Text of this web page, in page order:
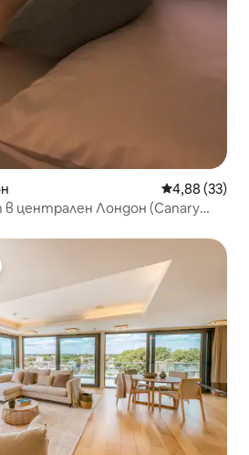
Средна
4,88 (33)
централен Лондон (Canary